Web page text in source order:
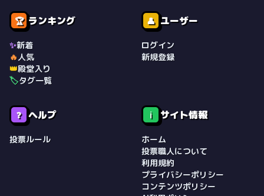
🏆 ランキング
✨新着
🔥人気
👑殿堂入り
🏷️タグ一覧
👤 ユーザー
ログイン
新規登録
❓ ヘルプ
投票ルール
ℹ️ サイト情報
ホーム
投票職人について
利用規約
プライバシーポリシー
コンテンツポリシー